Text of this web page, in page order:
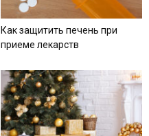
Как защитить печень при
приеме лекарств